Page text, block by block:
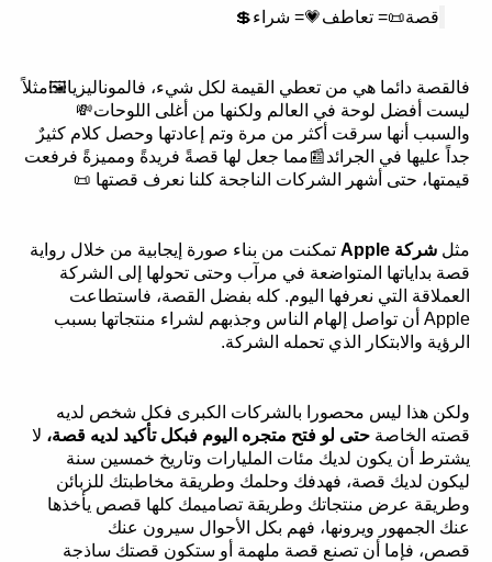
قصة📜= تعاطف💗= شراء💲
فالقصة دائما هي من تعطي القيمة لكل شيء، فالموناليزيا🖼مثلاً
ليست أفضل لوحة في العالم ولكنها من أغلى اللوحات💸
والسبب أنها سرقت أكثر من مرة وتم إعادتها وحصل كلام كثيرٌ
جداً عليها في الجرائد📰مما جعل لها قصةً فريدةً ومميزةً فرفعت
قيمتها، حتى أشهر الشركات الناجحة كلنا نعرف قصتها 📜
مثل شركة Apple
تمكنت من بناء صورة إيجابية من خلال رواية
قصة بداياتها المتواضعة في مرآب وحتى تحولها إلى الشركة
العملاقة التي نعرفها اليوم. كله بفضل القصة، فاستطاعت
Apple أن تواصل إلهام الناس وجذبهم لشراء منتجاتها بسبب
الرؤية والابتكار الذي تحمله الشركة.
ولكن هذا ليس محصورا بالشركات الكبرى فكل شخص لديه
قصته الخاصة حتى لو فتح متجره اليوم فبكل تأكيد لديه قصة، لا
يشترط أن يكون لديك مئات المليارات وتاريخ خمسين سنة
ليكون لديك قصة، فهدفك وحلمك وطريقة مخاطبتك للزبائن
وطريقة عرض منتجاتك وطريقة تصاميمك كلها قصص يأخذها
عنك الجمهور ويرونها، فهم بكل الأحوال سيرون عنك
قصص، فإما أن تصنع قصة ملهمة أو ستكون قصتك ساذجة